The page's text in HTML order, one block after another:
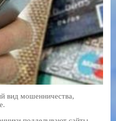
вид мошенничества,